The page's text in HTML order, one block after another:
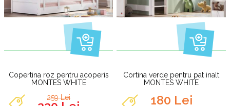
Copertina roz pentru acoperis
MONTES WHITE
259 Lei
Cortina verde pentru pat inalt
MONTES WHITE
180 Lei